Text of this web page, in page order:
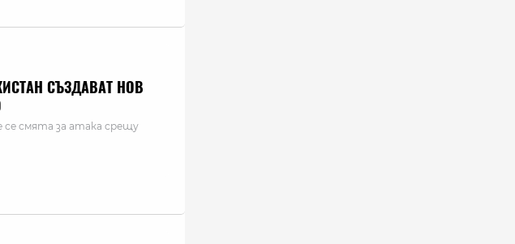
СЪЗДАВАТ НОВ
смята за атака срещу